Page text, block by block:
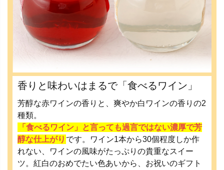
香りと味わいはまるで「食べるワイン」
芳醇な赤ワインの香りと、爽やか白ワインの香りの2
種類。
「食べるワイン」と言っても過言ではない濃厚で芳
醇な仕上がり です。ワイン1本から30個程度しか作
れない、ワインの風味がたっぷりの貴重なスイー
ツ。紅白のおめでたい色あいから、お祝いのギフト